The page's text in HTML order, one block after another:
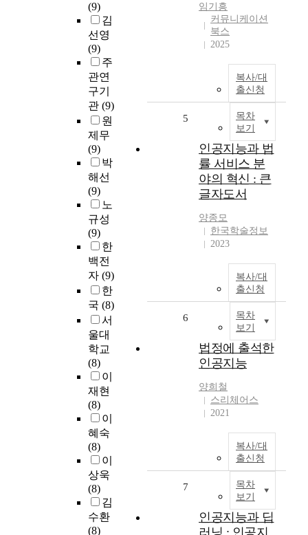
(9)
김
선영
(9)
주
관연
구기
관 (9)
원
제무
(9)
박
해선
(9)
노
규성
(9)
한
백전
자 (9)
한
국 (8)
서
울대
학교
(8)
이
재현
(8)
이
혜숙
(8)
이
상욱
(8)
김
수환
(8)
임기흥
커뮤니케이션
북스
2025
복사/대
출신청
목차
보기
5
인공지능과 법
률 서비스 분
야의 혁신 : 큰
글자도서
양종모
한국학술정보
2023
복사/대
출신청
목차
보기
6
법정에 출석한
인공지능
양희철
스리체어스
2021
복사/대
출신청
목차
보기
7
인공지능과 딥